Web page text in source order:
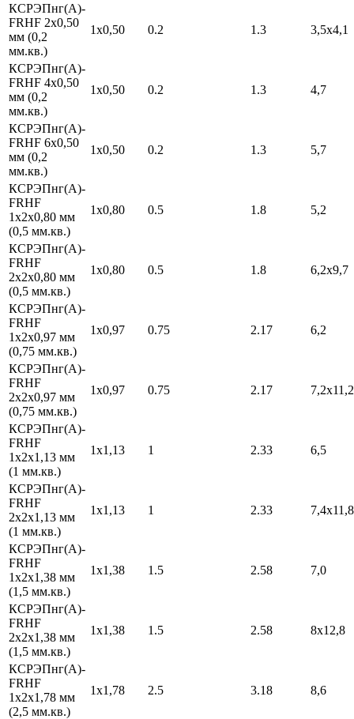
КСРЭПнг(А)-
FRHF 2х0,50
мм (0,2
мм.кв.)
1х0,50 0.2 1.3 3,5х4,1
КСРЭПнг(А)-
FRHF 4х0,50
мм (0,2
мм.кв.)
1х0,50 0.2 1.3 4,7
КСРЭПнг(А)-
FRHF 6х0,50
мм (0,2
мм.кв.)
1х0,50 0.2 1.3 5,7
КСРЭПнг(А)-
FRHF
1х2х0,80 мм
(0,5 мм.кв.)
1х0,80 0.5 1.8 5,2
КСРЭПнг(А)-
FRHF
2х2х0,80 мм
(0,5 мм.кв.)
1х0,80 0.5 1.8 6,2х9,7
КСРЭПнг(А)-
FRHF
1х2х0,97 мм
(0,75 мм.кв.)
1х0,97 0.75 2.17 6,2
КСРЭПнг(А)-
FRHF
2х2х0,97 мм
(0,75 мм.кв.)
1х0,97 0.75 2.17 7,2х11,2
КСРЭПнг(А)-
FRHF
1х2х1,13 мм
(1 мм.кв.)
1х1,13 1 2.33 6,5
КСРЭПнг(А)-
FRHF
2х2х1,13 мм
(1 мм.кв.)
1х1,13 1 2.33 7,4х11,8
КСРЭПнг(А)-
FRHF
1х2х1,38 мм
(1,5 мм.кв.)
1х1,38 1.5 2.58 7,0
КСРЭПнг(А)-
FRHF
2х2х1,38 мм
(1,5 мм.кв.)
1х1,38 1.5 2.58 8х12,8
КСРЭПнг(А)-
FRHF
1х2х1,78 мм
(2,5 мм.кв.)
1х1,78 2.5 3.18 8,6